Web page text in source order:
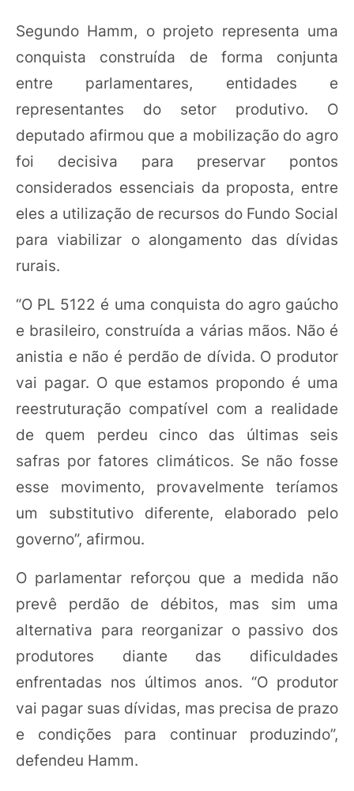
Segundo Hamm, o projeto representa uma
conquista construída de forma conjunta
entre parlamentares, entidades e
representantes do setor produtivo. O
deputado afirmou que a mobilização do agro
foi decisiva para preservar pontos
considerados essenciais da proposta, entre
eles a utilização de recursos do Fundo Social
para viabilizar o alongamento das dívidas
rurais.
“O PL 5122 é uma conquista do agro gaúcho
e brasileiro, construída a várias mãos. Não é
anistia e não é perdão de dívida. O produtor
vai pagar. O que estamos propondo é uma
reestruturação compatível com a realidade
de quem perdeu cinco das últimas seis
safras por fatores climáticos. Se não fosse
esse movimento, provavelmente teríamos
um substitutivo diferente, elaborado pelo
governo”, afirmou.
O parlamentar reforçou que a medida não
prevê perdão de débitos, mas sim uma
alternativa para reorganizar o passivo dos
produtores diante das dificuldades
enfrentadas nos últimos anos. “O produtor
vai pagar suas dívidas, mas precisa de prazo
e condições para continuar produzindo”,
defendeu Hamm.